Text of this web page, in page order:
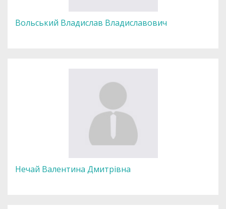
Вольський Владислав Владиславович
Нечай Валентина Дмитрівна